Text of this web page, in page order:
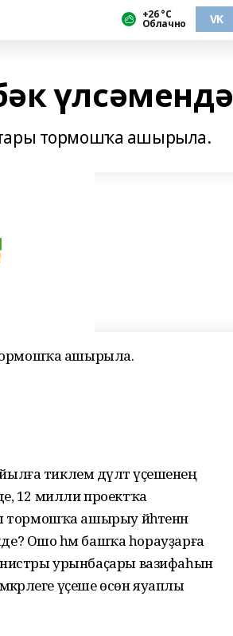
+26 °С
Облачно VK
үлсәмендә
тормошҡа ашырыла.
ашырыла.
тиклем дәүләт үҫешенең
12 милли проектҡа
ашырыу йәһәтенән
Ошо һәм башҡа һорауҙарға
урынбаҫары вазифаһын
үҫеше өсөн яуаплы